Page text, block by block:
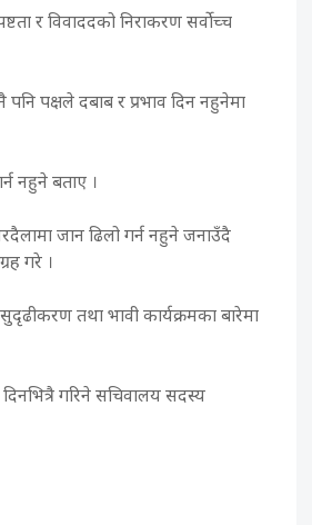
र विवाददको निराकरण सर्वोच्च
पक्षले दबाब र प्रभाव दिन नहुनेमा
नहुने बताए ।
जान ढिलो गर्न नहुने जनाउँदै
गरे ।
तथा भावी कार्यक्रमका बारेमा
गरिने सचिवालय सदस्य